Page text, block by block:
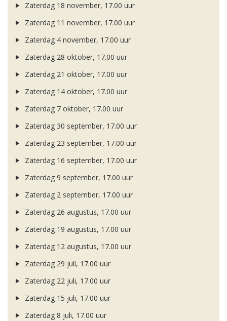
Zaterdag 18 november, 17.00 uur
Zaterdag 11 november, 17.00 uur
Zaterdag 4 november, 17.00 uur
Zaterdag 28 oktober, 17.00 uur
Zaterdag 21 oktober, 17.00 uur
Zaterdag 14 oktober, 17.00 uur
Zaterdag 7 oktober, 17.00 uur
Zaterdag 30 september, 17.00 uur
Zaterdag 23 september, 17.00 uur
Zaterdag 16 september, 17.00 uur
Zaterdag 9 september, 17.00 uur
Zaterdag 2 september, 17.00 uur
Zaterdag 26 augustus, 17.00 uur
Zaterdag 19 augustus, 17.00 uur
Zaterdag 12 augustus, 17.00 uur
Zaterdag 29 juli, 17.00 uur
Zaterdag 22 juli, 17.00 uur
Zaterdag 15 juli, 17.00 uur
Zaterdag 8 juli, 17.00 uur